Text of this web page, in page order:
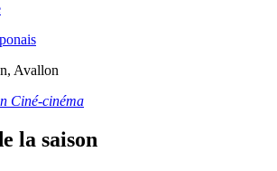
Avallon
Ciné-cinéma
la saison